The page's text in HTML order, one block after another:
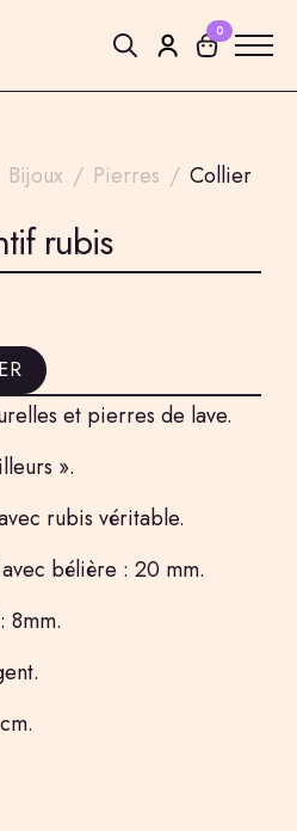
Search
0
Bijoux Pierres
Collier
rubis
et pierres de lave.
».
rubis véritable.
bélière : 20 mm.
8mm.